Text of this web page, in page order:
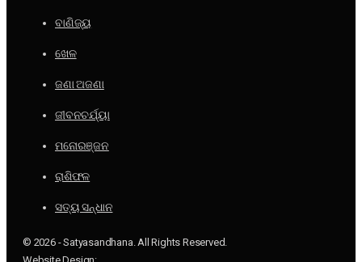
ବାଣିଜ୍ୟ
ଖେଳ
ଜଣା ଅଜଣା
ଜୀବନଚର୍ଯ୍ୟା
ମନୋରଞ୍ଜନ
ରାଶିଫଳ
ସତ୍ୟ ସନ୍ଧାନ
© 2026 - Satyasandhana. All Rights Reserved.